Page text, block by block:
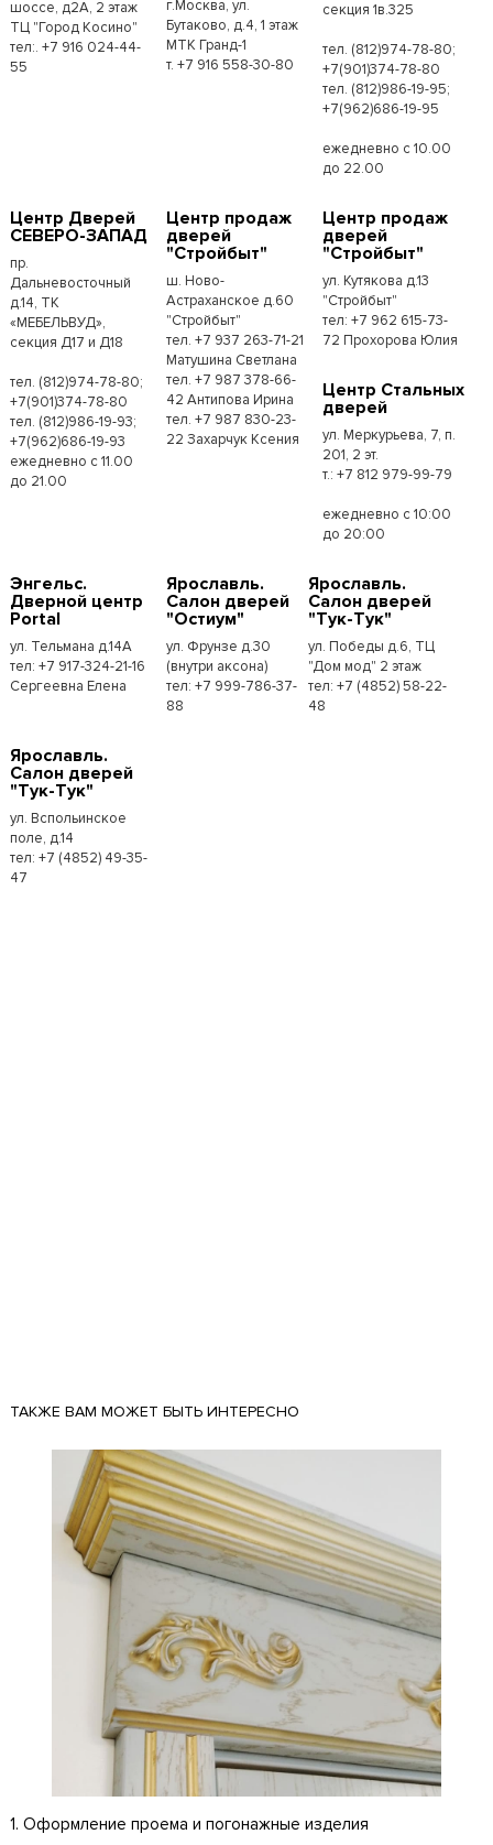
шоссе, д2А, 2 этаж
ТЦ "Город Косино"
тел:. +7 916 024-44-
55
г.Москва, ул.
Бутаково, д.4, 1 этаж
МТК Гранд-1
т. +7 916 558-30-80
секция 1в.325
тел. (812)974-78-80;
+7(901)374-78-80
тел. (812)986-19-95;
+7(962)686-19-95
ежедневно с 10.00
до 22.00
Центр Дверей
СЕВЕРО-ЗАПАД
пр.
Дальневосточный
д.14, ТК
«МЕБЕЛЬВУД»,
секция Д17 и Д18
тел. (812)974-78-80;
+7(901)374-78-80
тел. (812)986-19-93;
+7(962)686-19-93
ежедневно с 11.00
до 21.00
Центр продаж
дверей
"Стройбыт"
ш. Ново-
Астраханское д.60
"Стройбыт"
тел. +7 937 263-71-21
Матушина Светлана
тел. +7 987 378-66-
42 Антипова Ирина
тел. +7 987 830-23-
22 Захарчук Ксения
Центр продаж
дверей
"Стройбыт"
ул. Кутякова д.13
"Стройбыт"
тел: +7 962 615-73-
72 Прохорова Юлия
Центр Стальных
дверей
ул. Меркурьева, 7, п.
201, 2 эт.
т.: +7 812 979-99-79
ежедневно с 10:00
до 20:00
Энгельс.
Дверной центр
Portal
ул. Тельмана д.14А
тел: +7 917-324-21-16
Сергеевна Елена
Ярославль.
Салон дверей
"Остиум"
ул. Фрунзе д.30
(внутри аксона)
тел: +7 999-786-37-
88
Ярославль.
Салон дверей
"Тук-Тук"
ул. Победы д.6, ТЦ
"Дом мод" 2 этаж
тел: +7 (4852) 58-22-
48
Ярославль.
Салон дверей
"Тук-Тук"
ул. Вспольинское
поле, д.14
тел: +7 (4852) 49-35-
47
ТАКЖЕ ВАМ МОЖЕТ БЫТЬ ИНТЕРЕСНО
1. Оформление проема и погонажные изделия